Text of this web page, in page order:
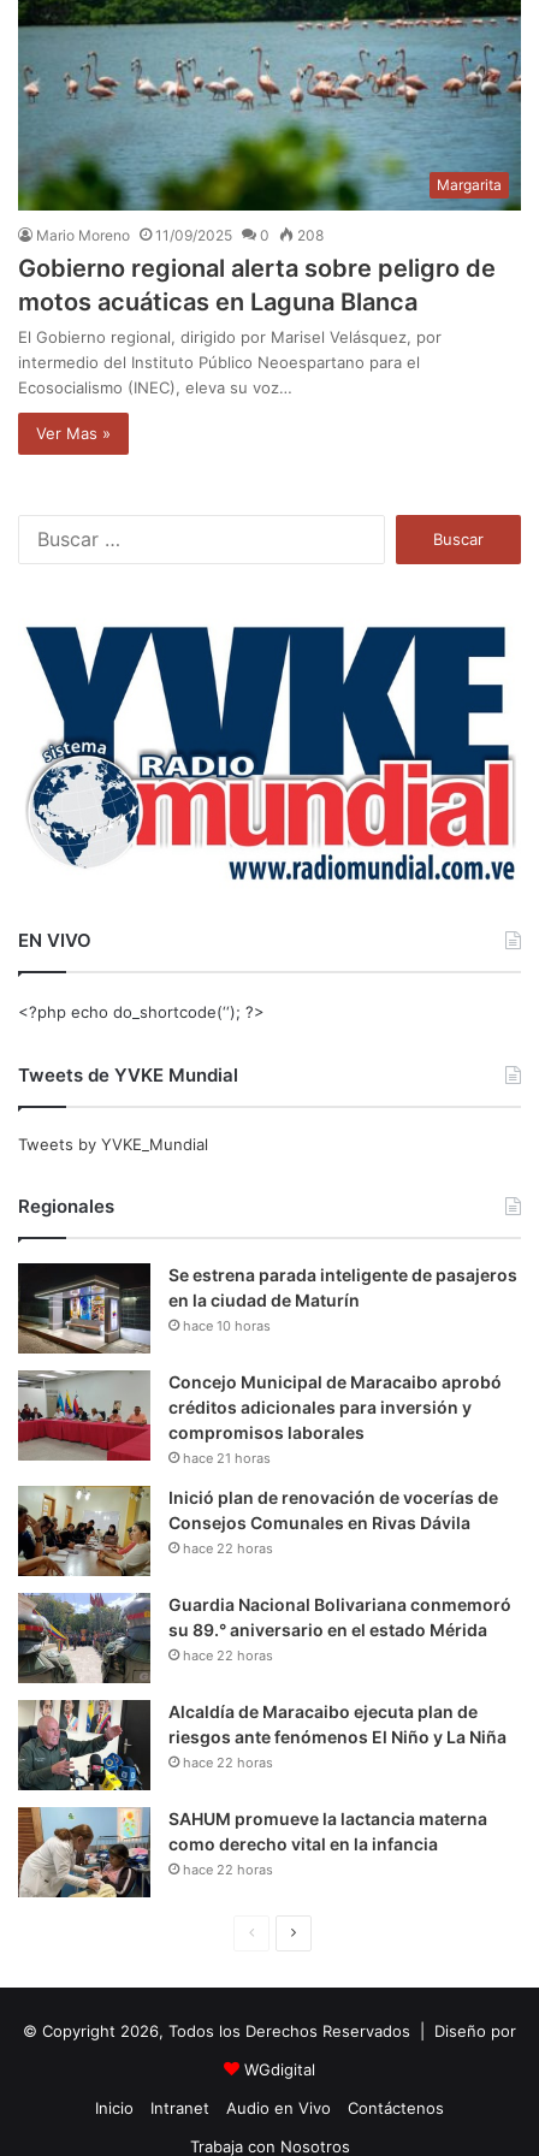
Margarita
Mario Moreno 11/09/2025 0 208
Gobierno regional alerta sobre peligro de
motos acuáticas en Laguna Blanca
El Gobierno regional, dirigido por Marisel Velásquez, por
intermedio del Instituto Público Neoespartano para el
Ecosocialismo (INEC), eleva su voz…
Ver Mas »
a
EN VIVO
<?php echo do_shortcode(‘‘); ?>
Tweets de YVKE Mundial
Tweets by YVKE_Mundial
Regionales
Se estrena parada inteligente de pasajeros
en la ciudad de Maturín
hace 10 horas
Concejo Municipal de Maracaibo aprobó
créditos adicionales para inversión y
compromisos laborales
hace 21 horas
Inició plan de renovación de vocerías de
Consejos Comunales en Rivas Dávila
hace 22 horas
Guardia Nacional Bolivariana conmemoró
su 89.° aniversario en el estado Mérida
hace 22 horas
Alcaldía de Maracaibo ejecuta plan de
riesgos ante fenómenos El Niño y La Niña
hace 22 horas
SAHUM promueve la lactancia materna
como derecho vital en la infancia
hace 22 horas
i
n
a
u
i
e
© Copyright 2026, Todos los Derechos Reservados | Diseño por
WGdigital
Inicio
Intranet Audio en Vivo
Contáctenos
Trabaja con Nosotros